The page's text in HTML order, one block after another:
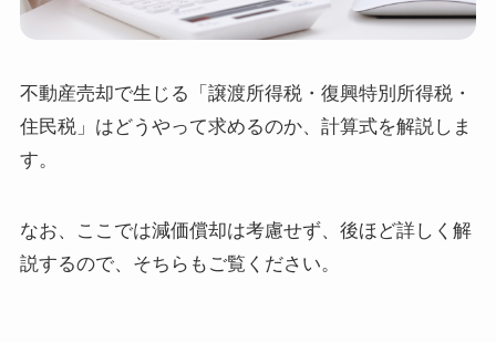
不動産売却で生じる「譲渡所得税・復興特別所得税・
住民税」はどうやって求めるのか、計算式を解説しま
す。
なお、ここでは減価償却は考慮せず、後ほど詳しく解
説するので、そちらもご覧ください。